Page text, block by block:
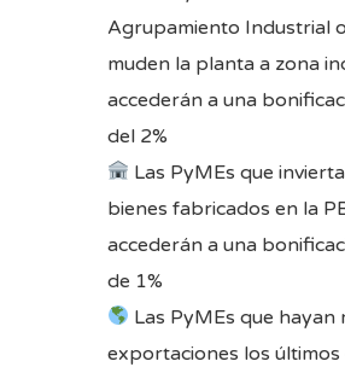
Agrupamiento Industrial
muden la planta a zona
accederán a una
del 2%
Las PyMEs que
bienes fabricados en la
accederán a una
de 1%
Las PyMEs que hayan
exportaciones los últimos